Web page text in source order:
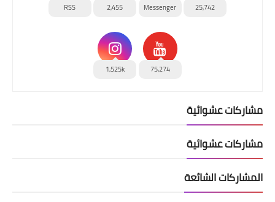
25,742
Messenger
2,455
RSS
75,274
1,525k
مشاركات عشوائية
مشاركات عشوائية
المشاركات الشائعة